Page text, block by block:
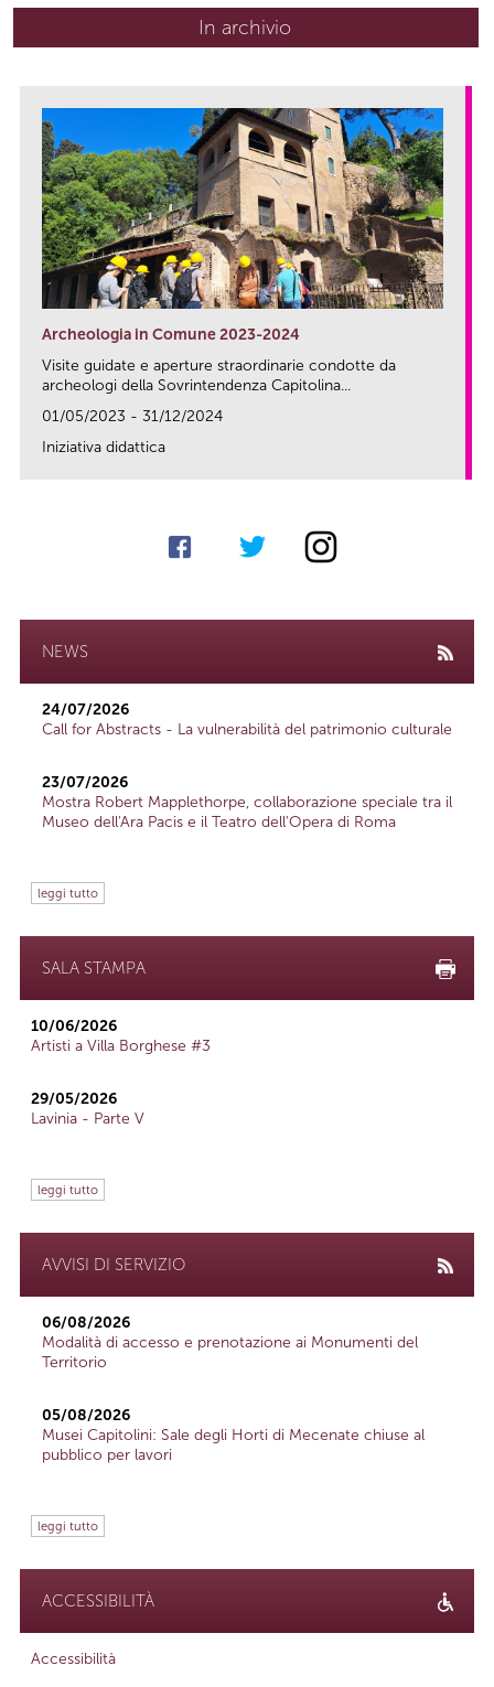
In archivio
Archeologia in Comune 2023-2024
Visite guidate e aperture straordinarie condotte da
archeologi della Sovrintendenza Capitolina...
01/05/2023 - 31/12/2024
Iniziativa didattica
NEWS
24/07/2026
Call for Abstracts - La vulnerabilità del patrimonio culturale
23/07/2026
Mostra Robert Mapplethorpe, collaborazione speciale tra il
Museo dell'Ara Pacis e il Teatro dell'Opera di Roma
leggi tutto
SALA STAMPA
10/06/2026
Artisti a Villa Borghese #3
29/05/2026
Lavinia - Parte V
leggi tutto
AVVISI DI SERVIZIO
06/08/2026
Modalità di accesso e prenotazione ai Monumenti del
Territorio
05/08/2026
Musei Capitolini: Sale degli Horti di Mecenate chiuse al
pubblico per lavori
leggi tutto
ACCESSIBILITÀ
Accessibilità